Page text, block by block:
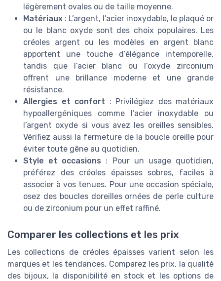
légèrement ovales ou de taille moyenne.
Matériaux : L’argent, l’acier inoxydable, le plaqué or
ou le blanc oxyde sont des choix populaires. Les
créoles argent ou les modèles en argent blanc
apportent une touche d’élégance intemporelle,
tandis que l’acier blanc ou l’oxyde zirconium
offrent une brillance moderne et une grande
résistance.
Allergies et confort : Privilégiez des matériaux
hypoallergéniques comme l’acier inoxydable ou
l’argent oxyde si vous avez les oreilles sensibles.
Vérifiez aussi la fermeture de la boucle oreille pour
éviter toute gêne au quotidien.
Style et occasions : Pour un usage quotidien,
préférez des créoles épaisses sobres, faciles à
associer à vos tenues. Pour une occasion spéciale,
osez des boucles doreilles ornées de perle culture
ou de zirconium pour un effet raffiné.
Comparer les collections et les prix
Les collections de créoles épaisses varient selon les
marques et les tendances. Comparez les prix, la qualité
des bijoux, la disponibilité en stock et les options de